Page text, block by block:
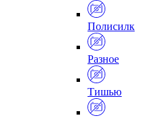
Полисилк
Разное
Тишью